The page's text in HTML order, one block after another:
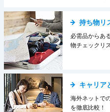
持ち物リ
必需品からあ
物チェックリ
キャリア
海外ネットで
を徹底比較！